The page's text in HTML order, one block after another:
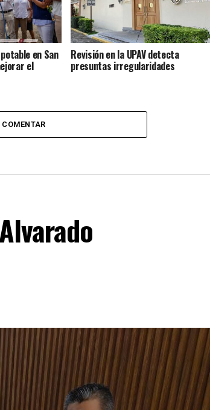
en San
el
Revisión en la UPAV detecta
presuntas irregularidades